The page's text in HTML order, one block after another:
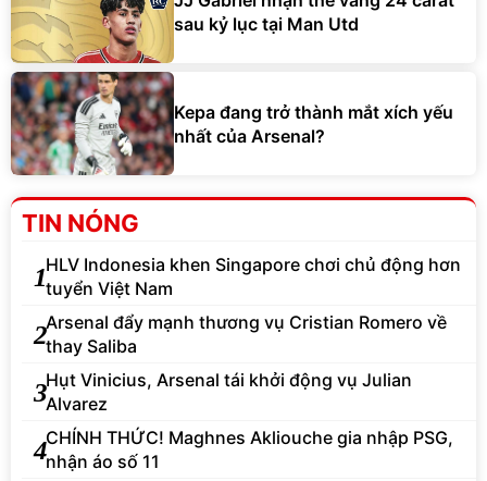
sau kỷ lục tại Man Utd
Kepa đang trở thành mắt xích yếu
nhất của Arsenal?
TIN NÓNG
1HLV Indonesia khen Singapore chơi chủ động hơn
tuyển Việt Nam
2Arsenal đẩy mạnh thương vụ Cristian Romero về
thay Saliba
3Hụt Vinicius, Arsenal tái khởi động vụ Julian
Alvarez
4CHÍNH THỨC! Maghnes Akliouche gia nhập PSG,
nhận áo số 11